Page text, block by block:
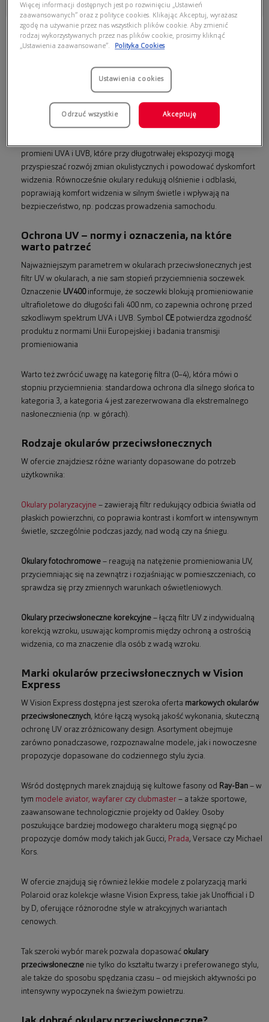
Najniższa cena z 30 dni przed
obecną promocją: 870,33 zł
Najniższa cena z 30 dni przed
obecną promocją: 926,25 zł
Okulary przeciwsłoneczne – jak
wybrać parę, która naprawdę chroni
oczy i pasuje do Ciebie?
Okulary przeciwsłoneczneto nie tylko modny dodatek, ale przede
wszystkim skuteczna ochrona oczu przed promieniowaniem UV.
z odpowiednim filtremzabezpieczają delikatne struktury oka –
promieni UVA i UVB, które przy długotrwałej ekspozycji mogą
przyspieszać rozwój zmian okulistycznych i powodować dyskomfort
widzenia. Równocześnie okulary redukują olśnienie i odblaski,
poprawiają komfort widzenia w silnym świetle i wpływają na
bezpieczeństwo, np. podczas prowadzenia samochodu.
Ochrona UV – normy i oznaczenia, na które
warto patrzeć
Najważniejszym parametrem w okularach przeciwsłonecznych jest
filtr UV w okularach, a nie sam stopień przyciemnienia soczewek.
Oznaczenie UV400informuje, że soczewki blokują promieniowanie
ultrafioletowe do długości fali 400 nm, co zapewnia ochronę przed
szkodliwym spektrum UVA i UVB. Symbol CE potwierdza zgodność
produktu z normami Unii Europejskiej i badania transmisji
promieniowania
Warto też zwrócić uwagę na kategorię filtra (0–4), która mówi o
stopniu przyciemnienia: standardowa ochrona dla silnego słońca to
kategoria 3, a kategoria 4 jest zarezerwowana dla ekstremalnego
nasłonecznienia (np. w górach).
Rodzaje okularów przeciwsłonecznych
W ofercie znajdziesz różne warianty dopasowane do potrzeb
użytkownika:
Okulary polaryzacyjne – zawierają filtr redukujący odbicia światła od
płaskich powierzchni, co poprawia kontrast i komfort w intensywnym
świetle, szczególnie podczas jazdy, nad wodą czy na śniegu.
Okulary fotochromowe – reagują na natężenie promieniowania UV,
przyciemniając się na zewnątrz i rozjaśniając w pomieszczeniach, co
sprawdza się przy zmiennych warunkach oświetleniowych.
Okulary przeciwsłoneczne korekcyjne – łączą filtr UV z indywidualną
korekcją wzroku, usuwając kompromis między ochroną a ostrością
widzenia, co ma znaczenie dla osób z wadą wzroku.
Marki okularów przeciwsłonecznych w Vision
Express
W Vision Express dostępna jest szeroka oferta markowych okularów
przeciwsłonecznych, które łączą wysoką jakość wykonania, skuteczną
ochronę UV oraz zróżnicowany design. Asortyment obejmuje
zarówno ponadczasowe, rozpoznawalne modele, jak i nowoczesne
propozycje dopasowane do codziennego stylu życia.
Wśród dostępnych marek znajdują się kultowe fasony od Ray-Ban – w
tym modele aviator, wayfarer czy clubmaster – a także sportowe,
zaawansowane technologicznie projekty od Oakley. Osoby
poszukujące bardziej modowego charakteru mogą sięgnąć po
propozycje domów mody takich jak Gucci, Prada, Versace czy Michael
Kors.
W ofercie znajdują się również lekkie modele z polaryzacją marki
Polaroid oraz kolekcje własne Vision Express, takie jak Unofficial i D
by D, oferujące różnorodne style w atrakcyjnych wariantach
cenowych.
Tak szeroki wybór marek pozwala dopasować okulary
przeciwsłoneczne nie tylko do kształtu twarzy i preferowanego stylu,
ale także do sposobu spędzania czasu – od miejskich aktywności po
intensywny wypoczynek na świeżym powietrzu.
Więcej informacji dostępnych jest po rozwinięciu „Ustawień
zaawansowanych” oraz z polityce cookies. Klikając Akceptuj, wyrażasz
zgodę na używanie przez nas wszystkich plików cookie. Aby zmienić
rodzaj wykorzystywanych przez nas plików cookie, prosimy kliknąć
„Ustawienia zaawansowane”.
Polityka Cookies
Ustawienia cookies
Odrzuć wszystkie Akceptuję